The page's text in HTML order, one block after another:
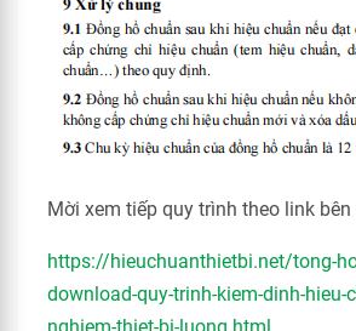
Mời xem tiếp quy trình theo link bên
https://hieuchuanthietbi.net/tong-
download-quy-trinh-kiem-dinh-hieu-